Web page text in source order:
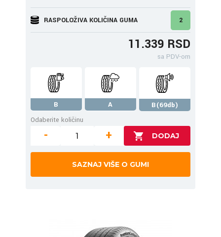
RASPOLOŽIVA KOLIČINA GUMA 2
11.339 RSD
sa PDV-om
B A
B(69db)
Odaberite količinu
- +
SAZNAJ VIŠE O GUMI